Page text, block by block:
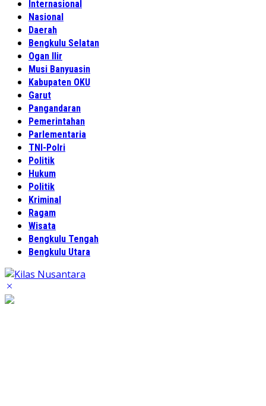
Internasional
Nasional
Daerah
Bengkulu Selatan
Ogan Ilir
Musi Banyuasin
Kabupaten OKU
Garut
Pangandaran
Pemerintahan
Parlementaria
TNI-Polri
Politik
Hukum
Politik
Kriminal
Ragam
Wisata
Bengkulu Tengah
Bengkulu Utara